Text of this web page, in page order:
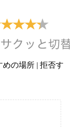
めの場所 | 拒否す